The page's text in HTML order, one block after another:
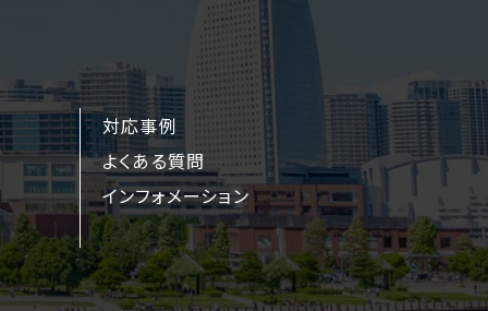
対応事例
よくある質問
インフォメーション